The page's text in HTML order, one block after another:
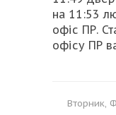
на 11:53
офіс ПР.
офісу ПР
Вторник,